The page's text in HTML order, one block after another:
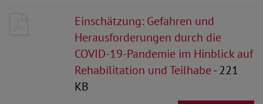
Einschätzung: Gefahren und
Herausforderungen durch die
COVID-19-Pandemie im Hinblick auf
Rehabilitation und Teilhabe- 221
KB